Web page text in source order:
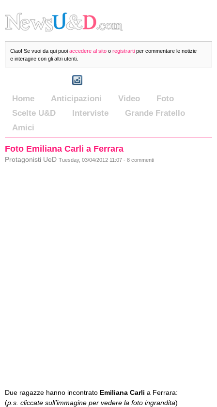
Ciao! Se vuoi da qui puoi accedere al sito o registrarti per commentare le notizie
e interagire con gli altri utenti.
Home Anticipazioni Video
Foto
Scelte U&D
Interviste
Grande Fratello
Amici
Foto Emiliana Carli a Ferrara
Protagonisti UeD Tuesday, 03/04/2012 11:07 - 8 commenti
Due ragazze hanno incontrato Emiliana Carli a Ferrara:
(p.s. cliccate sull’immagine per vedere la foto ingrandita)